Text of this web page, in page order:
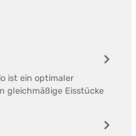
ist ein optimaler
gleichmäßige Eisstücke